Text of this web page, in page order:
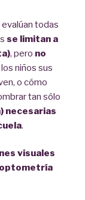
evalúan todas
se limitan a
, pero no
niños sus
o cómo
tan sólo
necesarias
.
visuales
optometría